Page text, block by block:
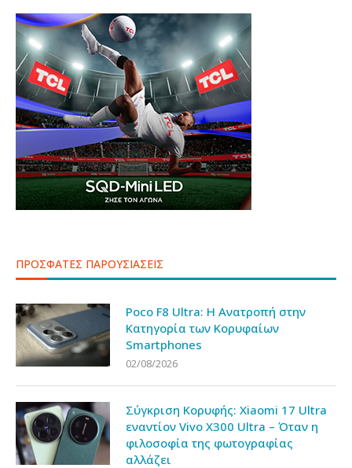
ΠΡΟΣΦΑΤΕΣ ΠΑΡΟΥΣΙΑΣΕΙΣ
Poco F8 Ultra: Η Ανατροπή στην
Κατηγορία των Κορυφαίων
Smartphones
02/08/2026
Σύγκριση Κορυφής: Xiaomi 17 Ultra
εναντίον Vivo X300 Ultra – Όταν η
φιλοσοφία της φωτογραφίας
αλλάζει